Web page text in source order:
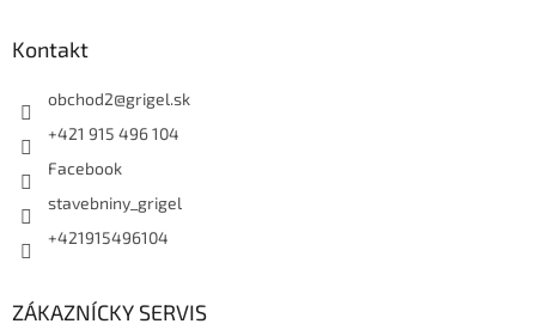
Kontakt
obchod2@grigel.sk
+421 915 496 104
Facebook
stavebniny_grigel
+421915496104
ZÁKAZNÍCKY SERVIS